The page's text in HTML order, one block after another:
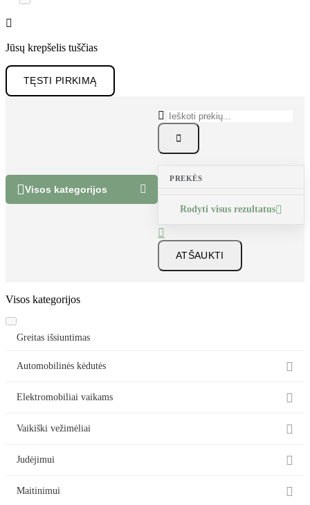

Jūsų krepšelis tuščias
TĘSTI PIRKIMĄ
Visos kategorijos 


PREKĖS
Rodyti visus rezultatus

ATŠAUKTI
Visos kategorijos
Greitas išsiuntimas
Automobilinės kėdutės 
Elektromobiliai vaikams 
Vaikiški vežimėliai 
Judėjimui 
Maitinimui 